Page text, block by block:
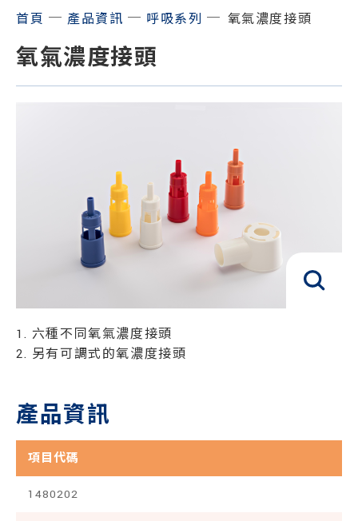
首頁 ─ 產品資訊 ─ 呼吸系列 ─ 氧氣濃度接頭
氧氣濃度接頭
1. 六種不同氧氣濃度接頭
2. 另有可調式的氧濃度接頭
產品資訊
項目代碼
1480202